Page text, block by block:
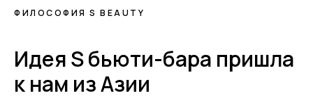
ФИЛОСОФИЯ S BEAUTY
Идея S бьюти-бара пришла
к нам из Азии